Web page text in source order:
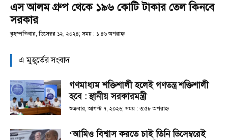
এস আলম গ্রুপ থেকে ১৯৬ কোটি টাকার তেল কিনবে
সরকার
বৃহস্পতিবার, ডিসেম্বর ১২, ২০২৪; সময় : ১:৪৬ অপরাহ্ণ
এ মুহূর্তের সংবাদ
গণমাধ্যম শক্তিশালী হলেই গণতন্ত্র শক্তিশালী
হবে : স্থানীয় সরকারমন্ত্রী
শুক্রবার, আগস্ট ৭, ২০২৬; সময় : ৩:৫৮ অপরাহ্ণ
‘আমিও বিশ্বাস করতে চাই তিনি ডিসেম্বরেই